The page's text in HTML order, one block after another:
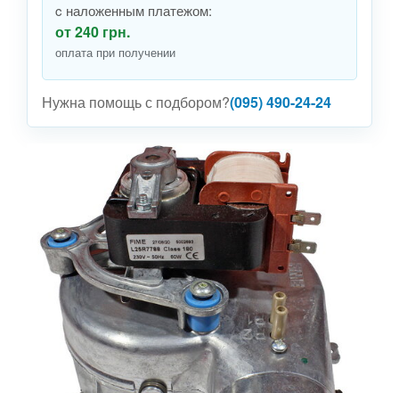
c наложенным платежом:
от 240 грн.
оплата при получении
Нужна помощь с подбором?(095) 490-24-24